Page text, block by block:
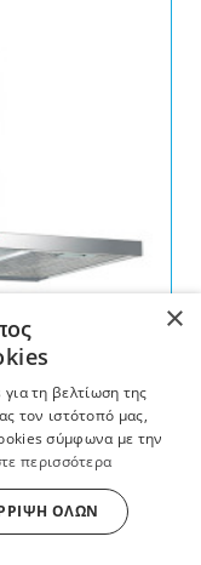
×
τη βελτίωση της
τον ιστότοπό μας,
σύμφωνα με την
περισσότερα
ΌΛΩΝ